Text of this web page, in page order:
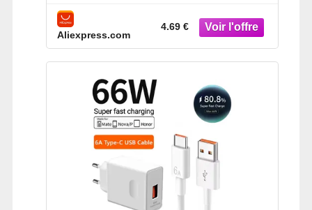
téléphone à rabat pour Huawei P
Smart 2019 2021, Coque de sac
Aliexpress.com
4.69 €